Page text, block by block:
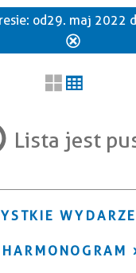
od 29. maj 2022
filtr
Lista jest
HARMONOGRAM